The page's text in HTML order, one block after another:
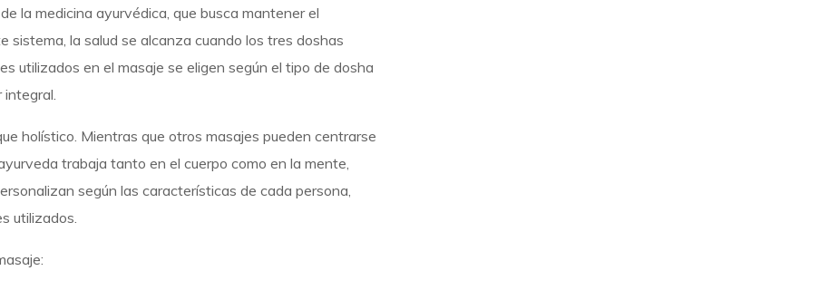
la medicina ayurvédica, que busca mantener el
sistema, la salud se alcanza cuando los tres doshas
utilizados en el masaje se eligen según el tipo de dosha
holístico. Mientras que otros masajes pueden centrarse
trabaja tanto en el cuerpo como en la mente,
según las características de cada persona,
utilizados.